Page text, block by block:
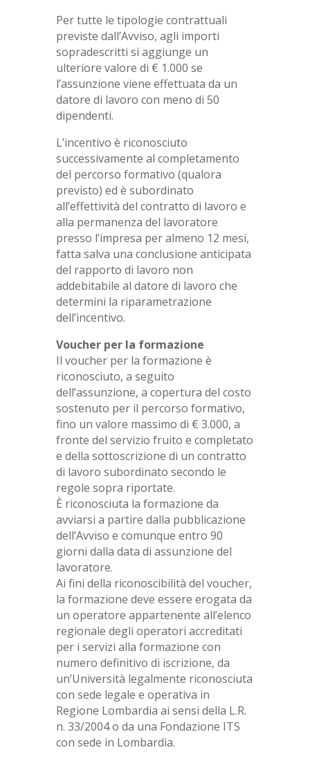
Per tutte le tipologie contrattuali
previste dall’Avviso, agli importi
sopradescritti si aggiunge un
ulteriore valore di € 1.000 se
l’assunzione viene effettuata da un
datore di lavoro con meno di 50
dipendenti.
L’incentivo è riconosciuto
successivamente al completamento
del percorso formativo (qualora
previsto) ed è subordinato
all’effettività del contratto di lavoro e
alla permanenza del lavoratore
presso l’impresa per almeno 12 mesi,
fatta salva una conclusione anticipata
del rapporto di lavoro non
addebitabile al datore di lavoro che
determini la riparametrazione
dell’incentivo.
Voucher per la formazione
Il voucher per la formazione è
riconosciuto, a seguito
dell’assunzione, a copertura del costo
sostenuto per il percorso formativo,
fino un valore massimo di € 3.000, a
fronte del servizio fruito e completato
e della sottoscrizione di un contratto
di lavoro subordinato secondo le
regole sopra riportate.
È riconosciuta la formazione da
avviarsi a partire dalla pubblicazione
dell’Avviso e comunque entro 90
giorni dalla data di assunzione del
lavoratore.
Ai fini della riconoscibilità del voucher,
la formazione deve essere erogata da
un operatore appartenente all’elenco
regionale degli operatori accreditati
per i servizi alla formazione con
numero definitivo di iscrizione, da
un’Università legalmente riconosciuta
con sede legale e operativa in
Regione Lombardia ai sensi della L.R.
n. 33/2004 o da una Fondazione ITS
con sede in Lombardia.